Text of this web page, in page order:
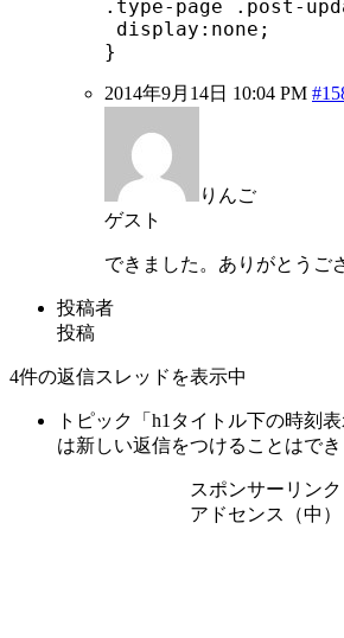
.type-page .post-
display:none;
}
2014年9月14日 10:04 PM
りんご
ゲスト
できました。ありがとうご
投稿者
投稿
4件の返信スレッドを表示中
トピック「h1タイトル下の時刻
は新しい返信をつけることはでき
スポンサーリンク
アドセンス（中）